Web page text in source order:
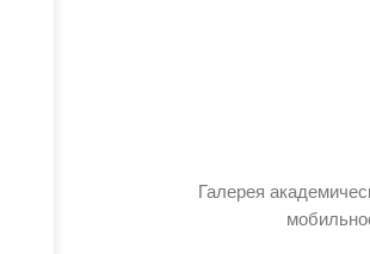
Галерея